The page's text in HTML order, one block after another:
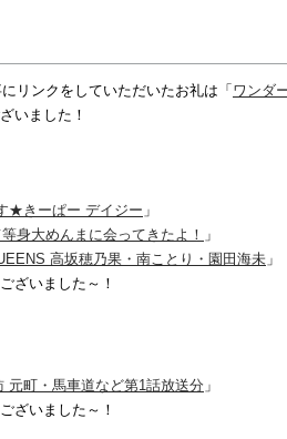
リンクをしていただいたお礼は「 ワンダ
いました！
★きーぱー デイジー 」
身大めんまに会ってきたよ！ 」
高坂穂乃果・南ことり・園田海未 」
ざいました～！
元町・馬車道など第1話放送分 」
ざいました～！